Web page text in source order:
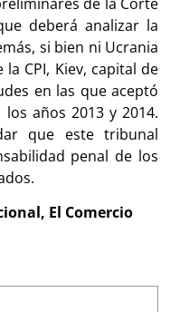
deberá analizar la
si bien ni Ucrania
CPI, Kiev, capital de
en las que aceptó
años 2013 y 2014.
que este tribunal
penal de los
El Comercio